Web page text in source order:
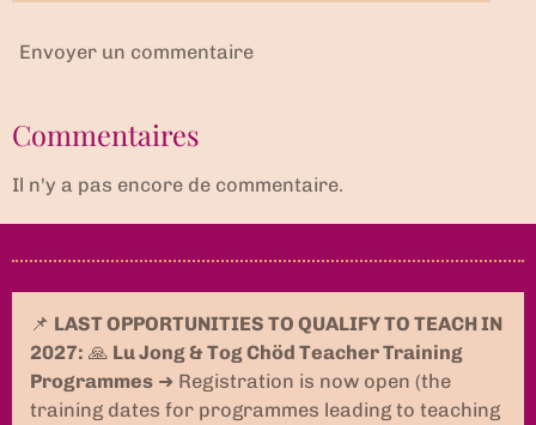
Envoyer un commentaire
Commentaires
Il n'y a pas encore de commentaire.
📌 LAST OPPORTUNITIES TO QUALIFY TO TEACH IN
2027: 🙏 Lu Jong & Tog Chöd Teacher Training
Programmes ➜ Registration is now open (the
training dates for programmes leading to teaching